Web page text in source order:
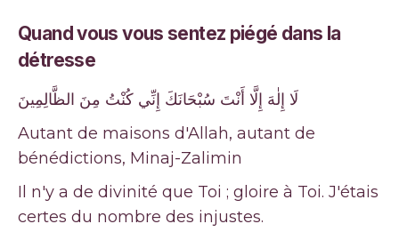
Quand vous vous sentez piégé dans la
détresse
لَا إِلٰهَ إِلَّا أَنْتَ سُبْحَانَكَ إِنِّي كُنْتُ مِنَ الظَّالِمِينَ
Autant de maisons d'Allah, autant de
bénédictions, Minaj-Zalimin
Il n'y a de divinité que Toi ; gloire à Toi. J'étais
certes du nombre des injustes.